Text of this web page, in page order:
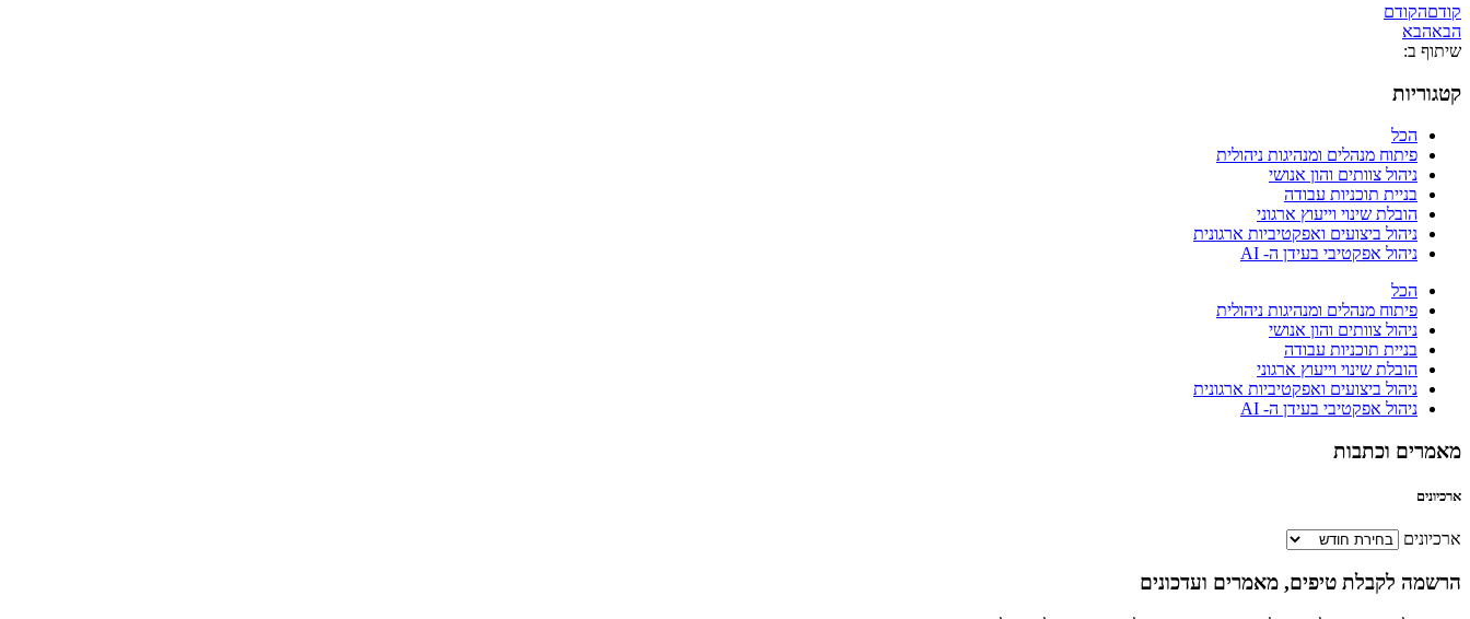
קודםהקודם
הבאהבא
שיתוף ב:
קטגוריות
הכל
פיתוח מנהלים ומנהיגות ניהולית
ניהול צוותים והון אנושי
בניית תוכניות עבודה
הובלת שינוי וייעוץ ארגוני
ניהול ביצועים ואפקטיביות ארגונית
ניהול אפקטיבי בעידן ה- AI
הכל
פיתוח מנהלים ומנהיגות ניהולית
ניהול צוותים והון אנושי
בניית תוכניות עבודה
הובלת שינוי וייעוץ ארגוני
ניהול ביצועים ואפקטיביות ארגונית
ניהול אפקטיבי בעידן ה- AI
מאמרים וכתבות
ארכיונים
ארכיונים
הרשמה לקבלת טיפים, מאמרים ועדכונים